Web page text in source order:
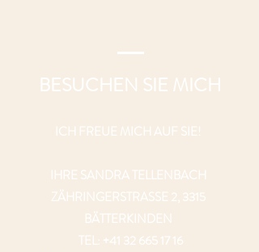
BESUCHEN SIE MICH
ICH FREUE MICH AUF SIE!
IHRE SANDRA TELLENBACH
ZÄHRINGERSTRASSE 2, 3315
BÄTTERKINDEN
TEL: +41 32 665 17 16